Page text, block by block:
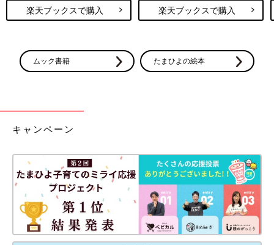
楽天ブックスで購入 楽天ブックスで購入
ムック書籍 たまひよの絵本
キャンペーン